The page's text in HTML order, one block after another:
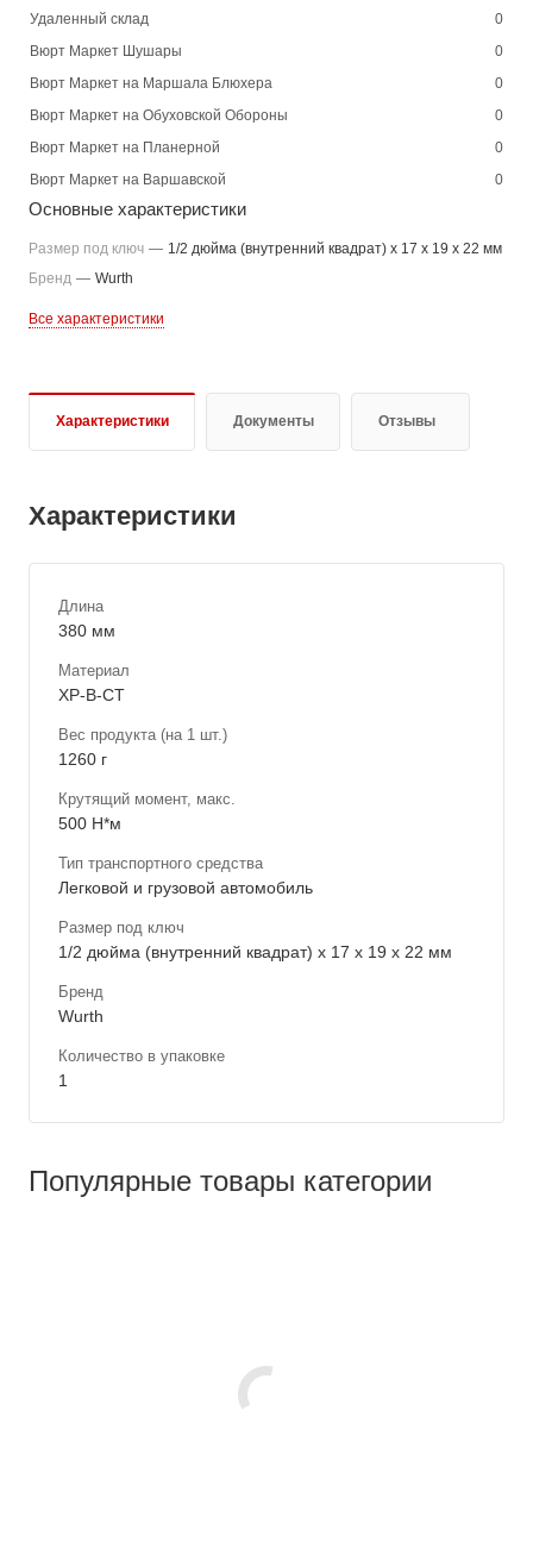
Удаленный склад
0
Вюрт Маркет Шушары
0
Вюрт Маркет на Маршала Блюхера
0
Вюрт Маркет на Обуховской Обороны
0
Вюрт Маркет на Планерной
0
Вюрт Маркет на Варшавской
0
Основные характеристики
Размер под ключ — 1/2 дюйма (внутренний квадрат) x 17 x 19 x 22 мм
Бренд — Wurth
Все характеристики
Характеристики Документы Отзывы
Характеристики
Длина
380 мм
Материал
ХР-В-СТ
Вес продукта (на 1 шт.)
1260 г
Крутящий момент, макс.
500 Н*м
Тип транспортного средства
Легковой и грузовой автомобиль
Размер под ключ
1/2 дюйма (внутренний квадрат) x 17 x 19 x 22 мм
Бренд
Wurth
Количество в упаковке
1
Популярные товары категории